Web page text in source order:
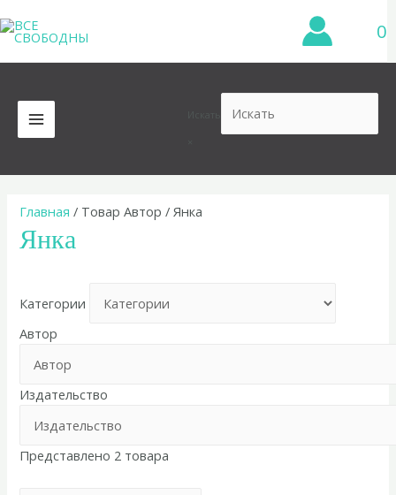
к
содержимому
0
MAIN
MENU
Главная / Товар Автор / Янка
Янка
Категории
Автор
Издательство
Представлено 2 товара